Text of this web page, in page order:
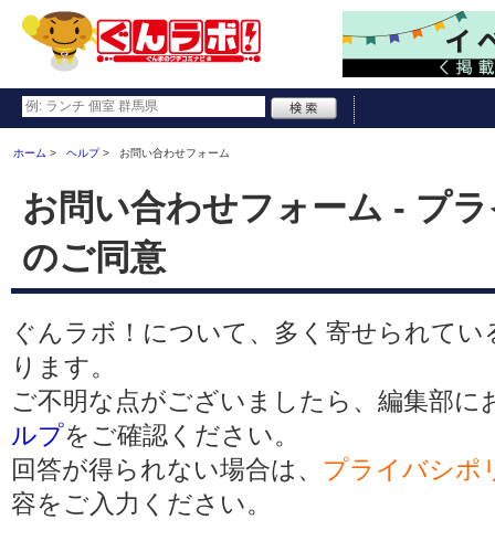
ホーム ヘルプ お問い合わせフォーム
お問い合わせフォーム - プ
のご同意
ぐんラボ！について、多く寄せられてい
ります。
ご不明な点がございましたら、編集部
ルプをご確認ください。
回答が得られない場合は、 プライバシポ
容をご入力ください。